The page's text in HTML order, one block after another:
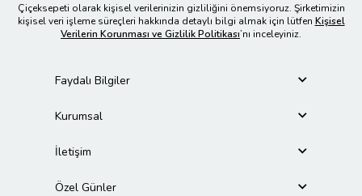
Çiçeksepeti olarak kişisel verilerinizin gizliliğini önemsiyoruz. Şirketimizin
kişisel veri işleme süreçleri hakkında detaylı bilgi almak için lütfen Kişisel
Verilerin Korunması ve Gizlilik Politikası’nı inceleyiniz.
Faydalı Bilgiler
Kurumsal
İletişim
Özel Günler